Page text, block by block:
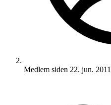
Medlem siden 22. jun. 2011